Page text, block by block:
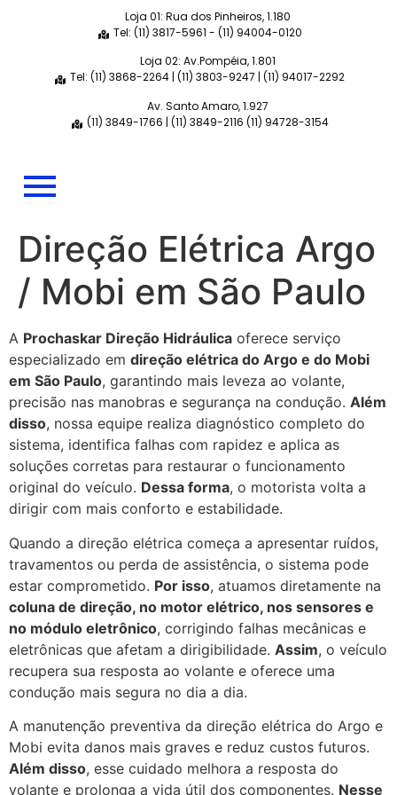
Loja 01: Rua dos Pinheiros, 1.180
Tel: (11) 3817-5961 - (11) 94004-0120
Loja 02: Av.Pompéia, 1.801
Tel: (11) 3868-2264 | (11) 3803-9247 | (11) 94017-2292
Av. Santo Amaro, 1.927
(11) 3849-1766 | (11) 3849-2116 (11) 94728-3154
Direção Elétrica Argo
/ Mobi em São Paulo
A Prochaskar Direção Hidráulica oferece serviço
especializado em direção elétrica do Argo e do Mobi
em São Paulo, garantindo mais leveza ao volante,
precisão nas manobras e segurança na condução. Além
disso, nossa equipe realiza diagnóstico completo do
sistema, identifica falhas com rapidez e aplica as
soluções corretas para restaurar o funcionamento
original do veículo. Dessa forma, o motorista volta a
dirigir com mais conforto e estabilidade.
Quando a direção elétrica começa a apresentar ruídos,
travamentos ou perda de assistência, o sistema pode
estar comprometido. Por isso, atuamos diretamente na
coluna de direção, no motor elétrico, nos sensores e
no módulo eletrônico, corrigindo falhas mecânicas e
eletrônicas que afetam a dirigibilidade. Assim, o veículo
recupera sua resposta ao volante e oferece uma
condução mais segura no dia a dia.
A manutenção preventiva da direção elétrica do Argo e
Mobi evita danos mais graves e reduz custos futuros.
Além disso, esse cuidado melhora a resposta do
volante e prolonga a vida útil dos componentes. Nesse